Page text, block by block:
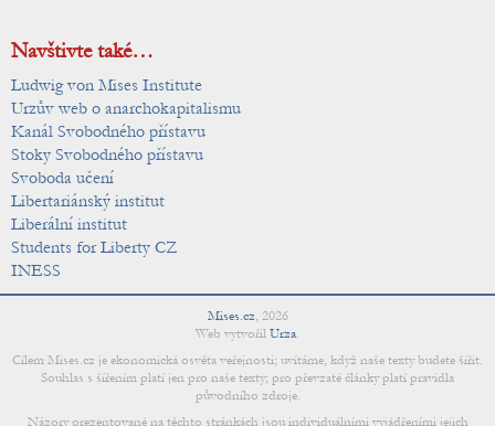
Navštivte také…
Ludwig von Mises Institute
Urzův web o anarchokapitalismu
Kanál Svobodného přístavu
Stoky Svobodného přístavu
Svoboda učení
Libertariánský institut
Liberální institut
Students for Liberty CZ
INESS
Mises.cz, 2026
Web vytvořil Urza.
Cílem Mises.cz je ekonomická osvěta veřejnosti; uvítáme, když naše texty budete šířit.
Souhlas s šířením platí jen pro naše texty; pro převzaté články platí pravidla
původního zdroje.
Názory prezentované na těchto stránkách jsou individuálními vyjádřeními jejich